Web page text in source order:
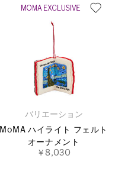
バリエーション
MoMA ハイライト フェルト
オーナメント
￥8,030